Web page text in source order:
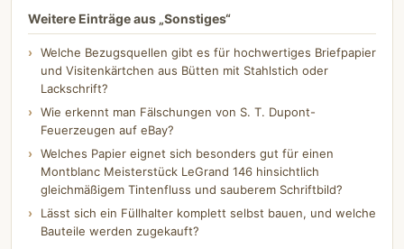
Weitere Einträge aus „Sonstiges“
Welche Bezugsquellen gibt es für hochwertiges Briefpapier
und Visitenkärtchen aus Bütten mit Stahlstich oder
Lackschrift?
Wie erkennt man Fälschungen von S. T. Dupont-
Feuerzeugen auf eBay?
Welches Papier eignet sich besonders gut für einen
Montblanc Meisterstück LeGrand 146 hinsichtlich
gleichmäßigem Tintenfluss und sauberem Schriftbild?
Lässt sich ein Füllhalter komplett selbst bauen, und welche
Bauteile werden zugekauft?